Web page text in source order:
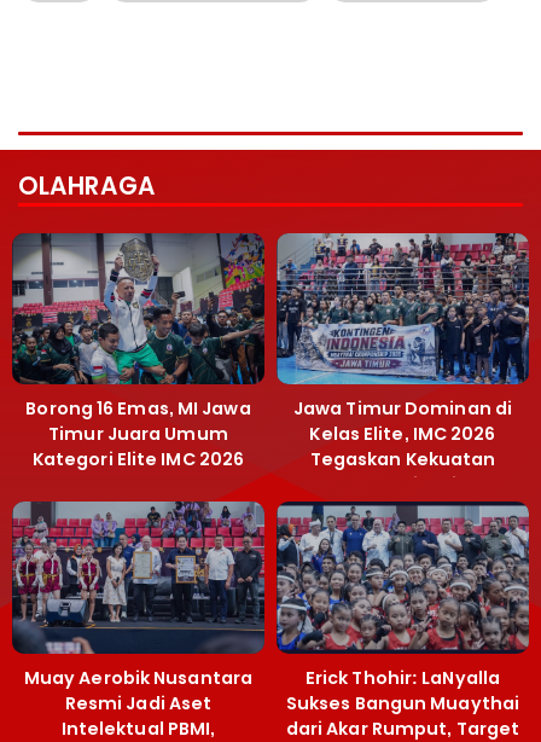
OLAHRAGA
Borong 16 Emas, MI Jawa
Timur Juara Umum
Kategori Elite IMC 2026
Jawa Timur Dominan di
Kelas Elite, IMC 2026
Tegaskan Kekuatan
Muaythai Jatim
Muay Aerobik Nusantara
Resmi Jadi Aset
Intelektual PBMI,
Erick Thohir: LaNyalla
Sukses Bangun Muaythai
dari Akar Rumput, Target